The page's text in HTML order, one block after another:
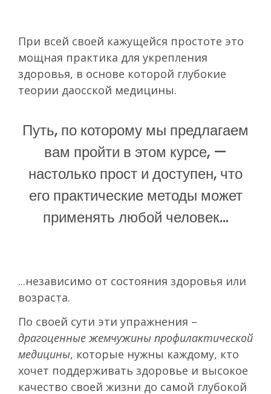
При всей своей кажущейся простоте это
мощная практика для укрепления
здоровья, в основе которой глубокие
теории даосской медицины.
Путь, по которому мы предлагаем
вам пройти в этом курсе, —
настолько прост и доступен, что
его практические методы может
применять любой человек...
...независимо от состояния здоровья или
возраста.
По своей сути эти упражнения –
драгоценные жемчужины профилактической
медицины, которые нужны каждому, кто
хочет поддерживать здоровье и высокое
качество своей жизни до самой глубокой